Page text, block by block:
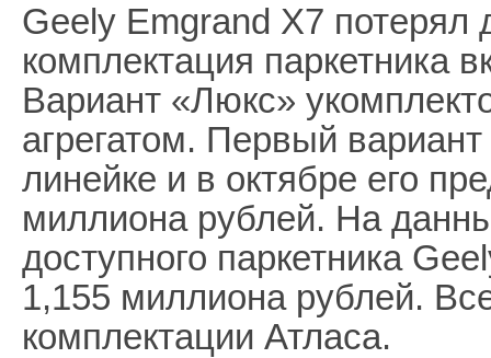
Geely Emgrand X7 потерял
комплектация паркетника
Вариант «Люкс»
агрегатом. Первый
линейке и в октябре его
миллиона рублей. На
доступного паркетника
1,155 миллиона рублей.
комплектации Атласа.